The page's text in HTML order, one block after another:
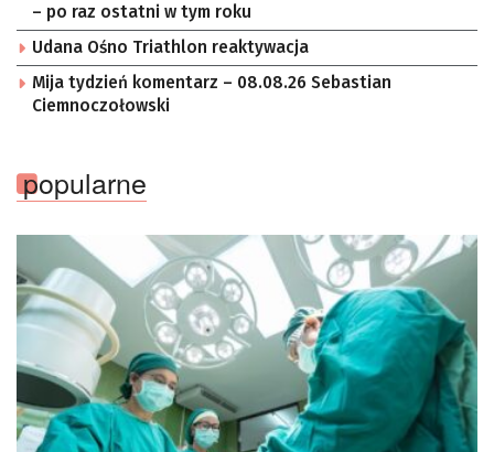
– po raz ostatni w tym roku
Udana Ośno Triathlon reaktywacja
Mija tydzień komentarz – 08.08.26 Sebastian
Ciemnoczołowski
popularne